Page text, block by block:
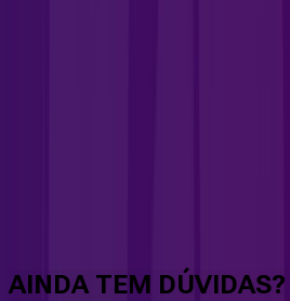
AINDA TEM DÚVIDAS?